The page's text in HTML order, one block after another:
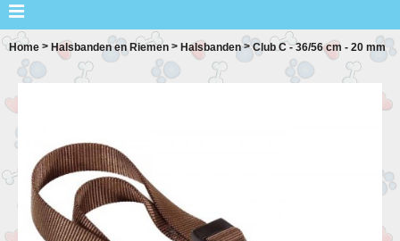
Home > Halsbanden en Riemen > Halsbanden >Club C - 36/56 cm - 20 mm